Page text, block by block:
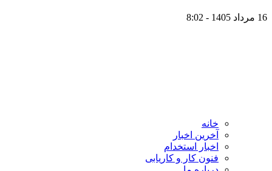
16 مرداد 1405 - 8:02
خانه
آخرین اخبار
اخبار استخدام
فنون کار و کاریابی